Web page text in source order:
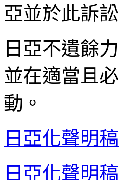
亞並於此訴
日亞不遺餘
並在適當且
動。
日亞化聲明
日亞化聲明